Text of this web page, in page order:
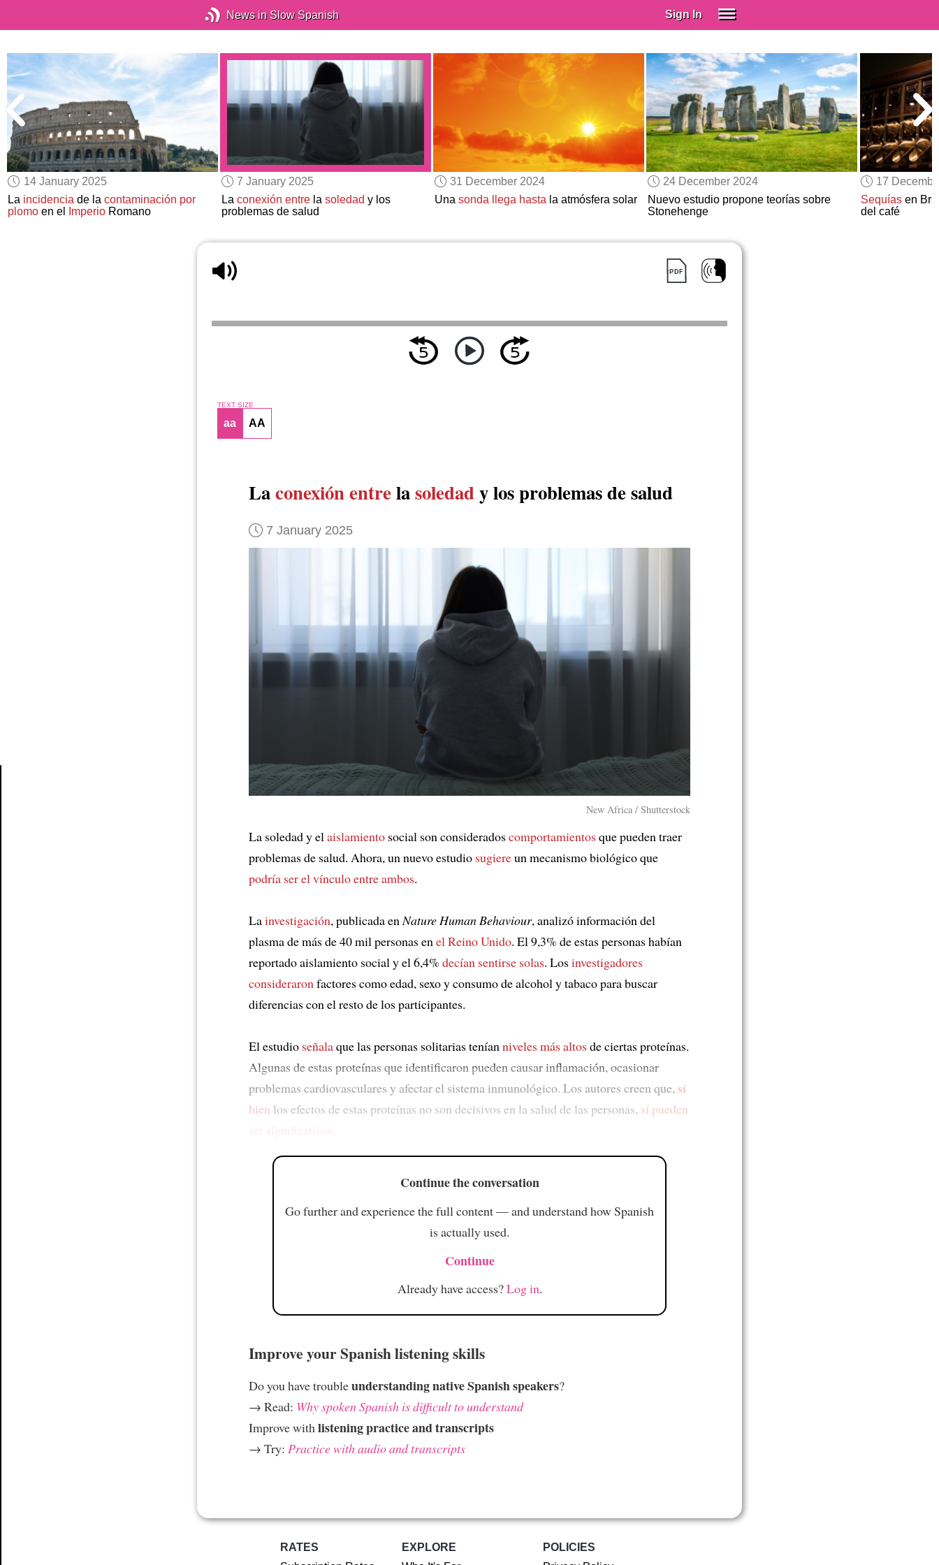
News in Slow Spanish Sign In
Spanish (Spain)
Spanish (Latino)
SUBSCRIBE
EDUCATIONAL LICENSES
GIFT CARDS
OTHER LANGUAGES
14 January 2025
La incidencia de lacontaminación por
plomo en el Imperio Romano
7 January 2025
La conexión entrela soledad y los
problemas de salud
31 December 2024
Una sonda llega hastala atmósfera solar
24 December 2024
Nuevo estudio propone teorías sobre
Stonehenge
17
Sequías en
del café
TEXT SIZE
aa AA
Laconexión entrelasoledady los problemas de salud
7 January 2025
New Africa / Shutterstock
La soledad y elaislamiento social son consideradoscomportamientosque pueden traer
problemas de salud. Ahora, un nuevo estudio sugiereun mecanismo biológico que
podría ser el vínculoentre ambos.
Lainvestigación, publicada enNature Human Behaviour, analizó información del
plasma de más de 40 mil personas enel Reino Unido. El 9,3% de estas personas habían
reportado aislamiento social y el 6,4% decían sentirse solas. Losinvestigadores
consideraronfactores como edad, sexo y consumo de alcohol y tabaco para buscar
diferencias con el resto de los participantes.
El estudio señalaque las personas solitarias teníanniveles más altosde ciertas proteínas.
Algunas de estas proteínas que identificaron pueden causar inflamación, ocasionar
problemas cardiovasculares y afectar el sistema inmunológico. Los autores creen que, si
bien los efectos de estas proteínas no son decisivos en la salud de las personas, sí pueden
ser significativos
Continue the conversation
Go further and experience the full content — and understand how Spanish
is actually used.
Continue
Already have access?Log in.
Improve your Spanish listening skills
Do you have troubleunderstanding native Spanish speakers?
→ Read: Why spoken Spanish is difficult to understand
Improve with listening practice and transcripts
→ Try: Practice with audio and transcripts
RATES
EXPLORE
POLICIES